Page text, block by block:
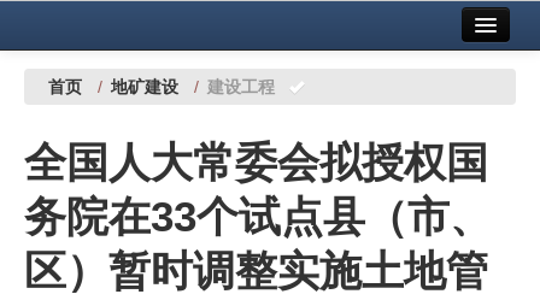
中国有色金属报社主办 广告服务
铜镍铅锌
铝
稀有稀土
首页 / 地矿建设 / 建设工程
全国人大常委会拟授权国
务院在33个试点县（市、
区）暂时调整实施土地管